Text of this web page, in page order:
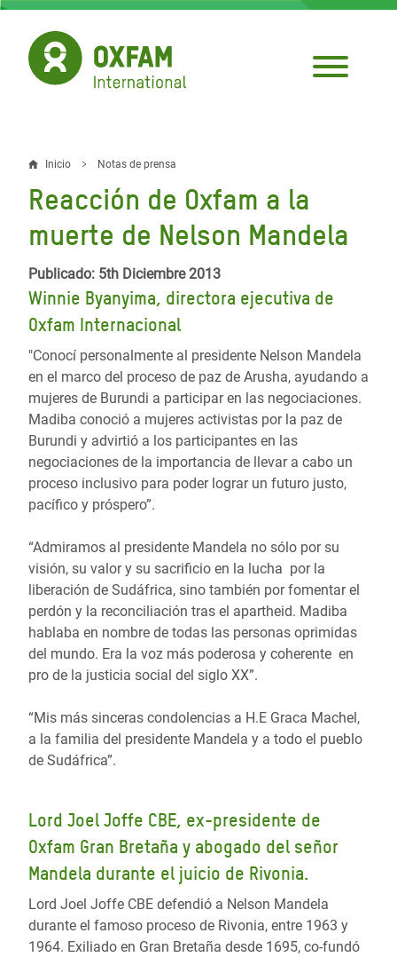
Pasar
contenido
principal
Sobrescribir
enlaces
de
ayuda
a
la
navegación
Inicio Notas de prensa
Reacción de Oxfam a la
muerte de Nelson Mandela
Publicado: 5th Diciembre 2013
Winnie Byanyima, directora ejecutiva de
Oxfam Internacional
"Conocí personalmente al presidente Nelson Mandela
en el marco del proceso de paz de Arusha, ayudando a
mujeres de Burundi a participar en las negociaciones.
Madiba conoció a mujeres activistas por la paz de
Burundi y advirtió a los participantes en las
negociaciones de la importancia de llevar a cabo un
proceso inclusivo para poder lograr un futuro justo,
pacífico y próspero”.
“Admiramos al presidente Mandela no sólo por su
visión, su valor y su sacrificio en la lucha por la
liberación de Sudáfrica, sino también por fomentar el
perdón y la reconciliación tras el apartheid. Madiba
hablaba en nombre de todas las personas oprimidas
del mundo. Era la voz más poderosa y coherente en
pro de la justicia social del siglo XX”.
“Mis más sinceras condolencias a H.E Graca Machel,
a la familia del presidente Mandela y a todo el pueblo
de Sudáfrica”.
Lord Joel Joffe CBE, ex-presidente de
Oxfam Gran Bretaña y abogado del señor
Mandela durante el juicio de Rivonia.
Lord Joel Joffe CBE defendió a Nelson Mandela
durante el famoso proceso de Rivonia, entre 1963 y
1964. Exiliado en Gran Bretaña desde 1695, co-fundó